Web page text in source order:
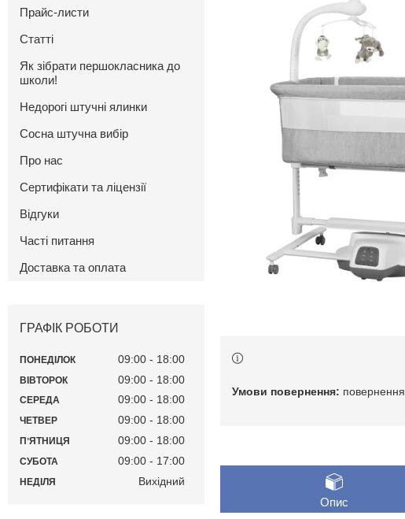
Опис
Прайс-листи
Статті
Як зібрати першокласника до
школи!
Недорогі штучні ялинки
Сосна штучна вибір
Про нас
Сертифікати та ліцензії
Відгуки
Часті питання
Доставка та оплата
ГРАФІК РОБОТИ
ПОНЕДІЛОК 09:00 18:00
ВІВТОРОК 09:00 18:00
СЕРЕДА 09:00 18:00
ЧЕТВЕР 09:00 18:00
ПʼЯТНИЦЯ 09:00 18:00
СУБОТА 09:00 17:00
НЕДІЛЯ Вихідний